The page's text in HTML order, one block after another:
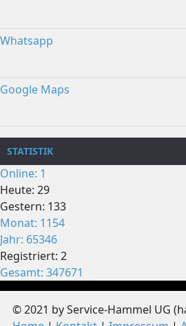
Whatsapp
Google Maps
STATISTIK
Online: 1
Heute: 29
Gestern: 133
Monat: 1154
Jahr: 65346
Registriert: 2
Gesamt: 347671
© 2021 by Service-Hammel UG